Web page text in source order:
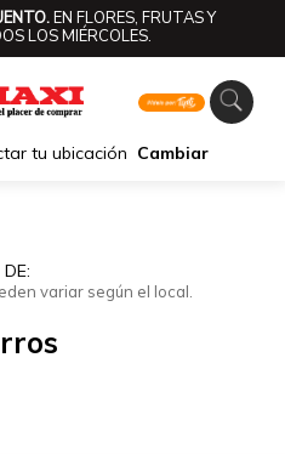
EN FLORES, FRUTAS Y
LOS MIÉRCOLES.
tu ubicación Cambiar
variar según el local.